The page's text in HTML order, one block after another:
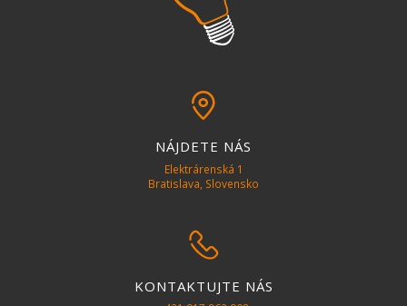
pin
NÁJDETE NÁS
Elektrárenská 1
Bratislava, Slovensko
phone
KONTAKTUJTE NÁS